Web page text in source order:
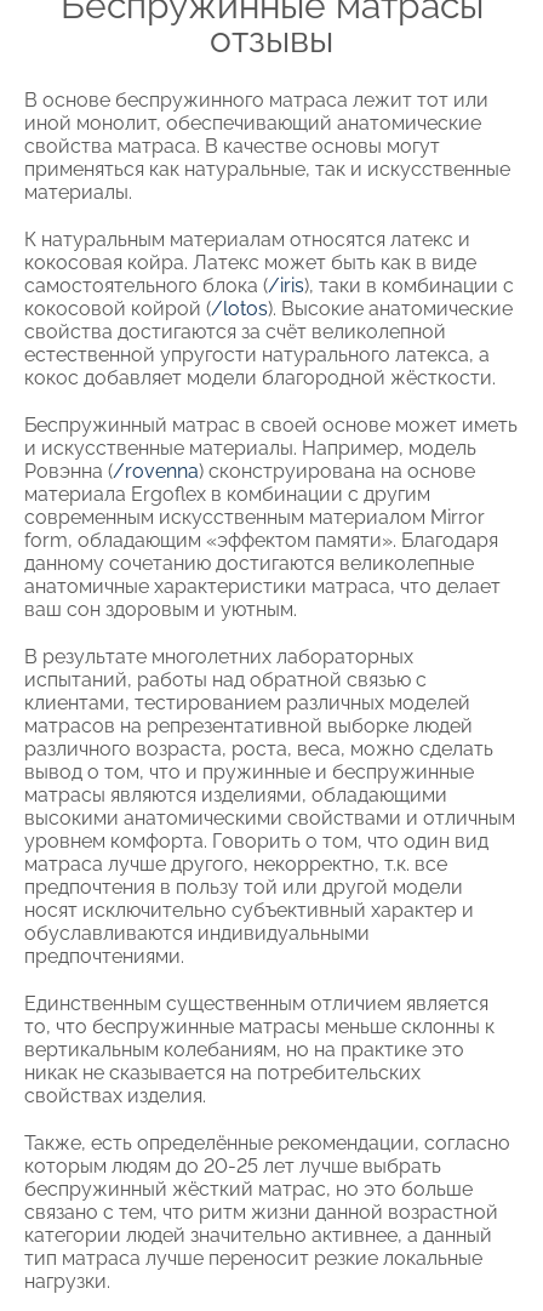
отзывы
В основе беспружинного матраса лежит тот или
иной монолит, обеспечивающий анатомические
свойства матраса. В качестве основы могут
применяться как натуральные, так и искусственные
материалы.
К натуральным материалам относятся латекс и
кокосовая койра. Латекс может быть как в виде
самостоятельного блока (/iris), таки в комбинации с
кокосовой койрой (/lotos). Высокие анатомические
свойства достигаются за счёт великолепной
естественной упругости натурального латекса, а
кокос добавляет модели благородной жёсткости.
Беспружинный матрас в своей основе может иметь
и искусственные материалы. Например, модель
Ровэнна (/rovenna) сконструирована на основе
материала Ergoflex в комбинации с другим
современным искусственным материалом Mirror
form, обладающим «эффектом памяти». Благодаря
данному сочетанию достигаются великолепные
анатомичные характеристики матраса, что делает
ваш сон здоровым и уютным.
В результате многолетних лабораторных
испытаний, работы над обратной связью с
клиентами, тестированием различных моделей
матрасов на репрезентативной выборке людей
различного возраста, роста, веса, можно сделать
вывод о том, что и пружинные и беспружинные
матрасы являются изделиями, обладающими
высокими анатомическими свойствами и отличным
уровнем комфорта. Говорить о том, что один вид
матраса лучше другого, некорректно, т.к. все
предпочтения в пользу той или другой модели
носят исключительно субъективный характер и
обуславливаются индивидуальными
предпочтениями.
Единственным существенным отличием является
то, что беспружинные матрасы меньше склонны к
вертикальным колебаниям, но на практике это
никак не сказывается на потребительских
свойствах изделия.
Также, есть определённые рекомендации, согласно
которым людям до 20-25 лет лучше выбрать
беспружинный жёсткий матрас, но это больше
связано с тем, что ритм жизни данной возрастной
категории людей значительно активнее, а данный
тип матраса лучше переносит резкие локальные
нагрузки.